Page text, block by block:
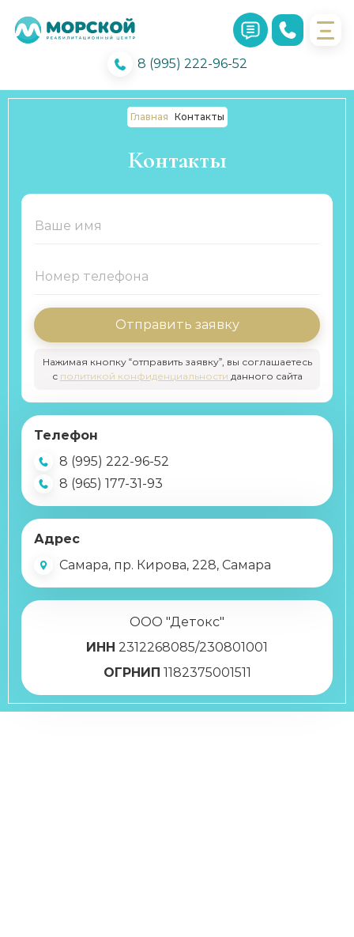
8 (995) 222-96-52
Главная Контакты
Контакты
Отправить заявку
Нажимая кнопку “отправить заявку”, вы соглашаетесь
с политикой конфиденциальности данного сайта
Телефон
8 (995) 222-96-52
8 (965) 177-31-93
Адрес
Самара, пр. Кирова, 228, Самара
ООО "Детокс"
ИНН 2312268085/230801001
ОГРНИП 1182375001511